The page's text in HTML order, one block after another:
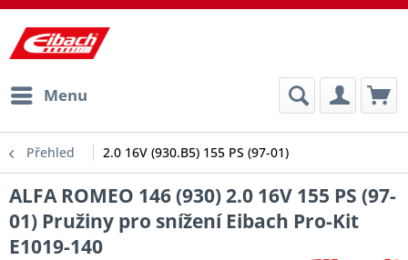
Menu
Přehled 2.0 16V (930.B5) 155 PS (97-01)
ALFA ROMEO 146 (930) 2.0 16V 155 PS (97-
01) Pružiny pro snížení Eibach Pro-Kit
E1019-140